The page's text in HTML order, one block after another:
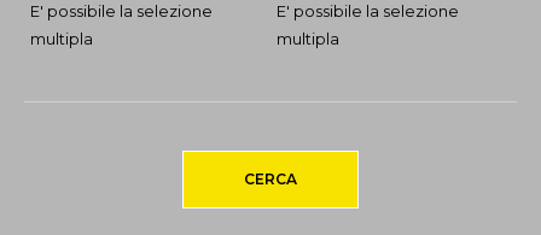
E' possibile la selezione
multipla
E' possibile la selezione
multipla
CERCA